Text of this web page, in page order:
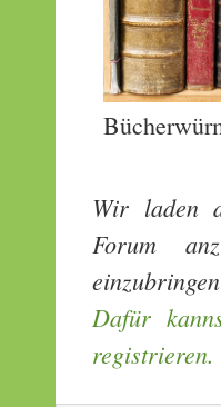
Wir laden
Forum
Dafür
registrieren.